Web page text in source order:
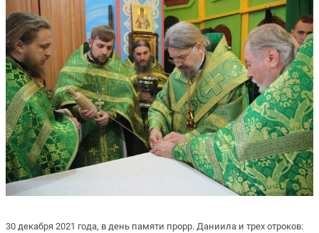
30 декабря 2021 года, в день памяти прорр. Даниила и трех отроков: